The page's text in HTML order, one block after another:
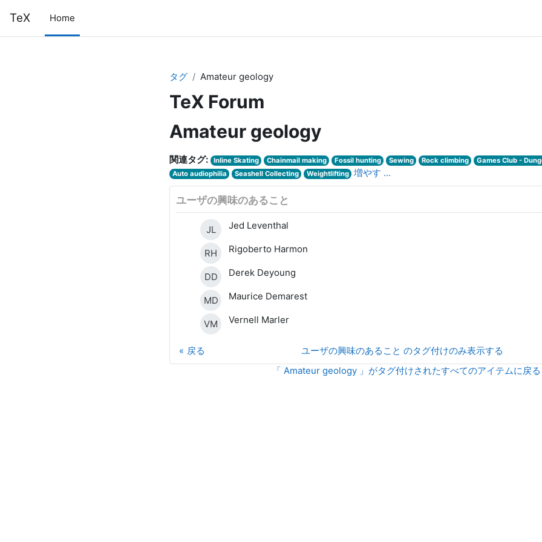
TeX Home
タグ Amateur geology
TeX Forum
Amateur geology
関連タグ: Inline Skating Chainmail making Fossil hunting Sewing Rock climbing
Games Club -
Auto audiophilia
Seashell Collecting Weightlifting 増やす ...
ユーザの興味のあること
JL Jed Leventhal
RH Rigoberto Harmon
DD Derek Deyoung
MD Maurice Demarest
VM Vernell Marler
戻る
ユーザの興味のあること のタグ付けのみ表示する
「 Amateur geology 」がタグ付けされたすべてのアイテムに戻る